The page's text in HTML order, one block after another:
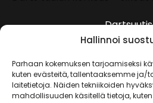
Hallinnoi
Parhaan kokemuksen tarjoamiseksi
kuten evästeitä, tallentaaksemme ja/
laitetietoja. Näiden tekniikoiden
mahdollisuuden käsitellä tietoja,
Dartspelien
501 Pelin